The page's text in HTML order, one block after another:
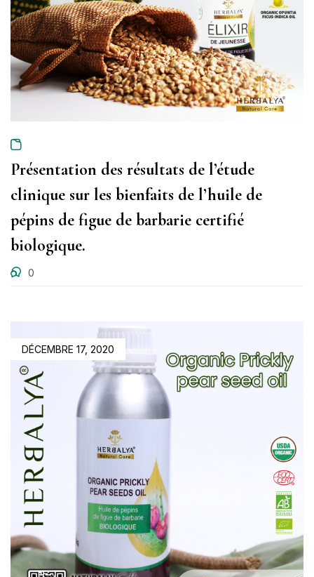
Présentation des résultats de l’étude
clinique sur les bienfaits de l’huile de
pépins de figue de barbarie certifié
biologique.
0
DÉCEMBRE 17, 2020